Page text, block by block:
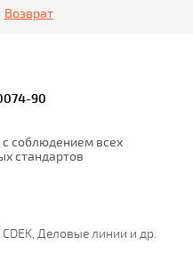
Возврат
90
соблюдением всех
стандартов
Деловые линии и др.